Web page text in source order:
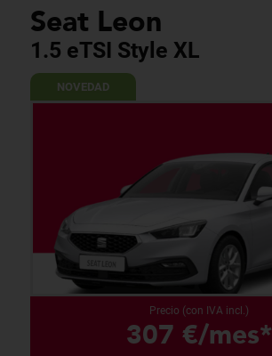
Seat Leon
1.5 eTSI Style XL
NOVEDAD
Precio (con IVA incl.)
307 €/mes*